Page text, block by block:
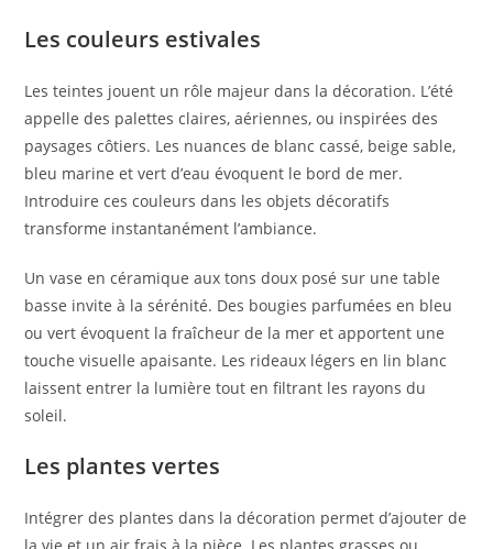
Les couleurs estivales
Les teintes jouent un rôle majeur dans la décoration. L’été
appelle des palettes claires, aériennes, ou inspirées des
paysages côtiers. Les nuances de blanc cassé, beige sable,
bleu marine et vert d’eau évoquent le bord de mer.
Introduire ces couleurs dans les objets décoratifs
transforme instantanément l’ambiance.
Un vase en céramique aux tons doux posé sur une table
basse invite à la sérénité. Des bougies parfumées en bleu
ou vert évoquent la fraîcheur de la mer et apportent une
touche visuelle apaisante. Les rideaux légers en lin blanc
laissent entrer la lumière tout en filtrant les rayons du
soleil.
Les plantes vertes
Intégrer des plantes dans la décoration permet d’ajouter de